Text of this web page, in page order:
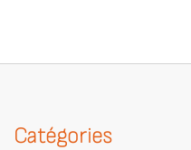
Catégories